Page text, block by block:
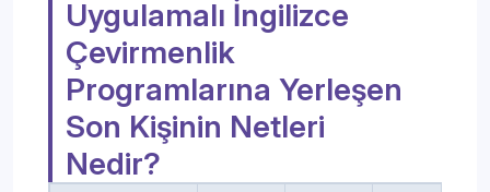
Uygulamalı İngilizce
Çevirmenlik
Programlarına Yerleşen
Son Kişinin Netleri
Nedir?